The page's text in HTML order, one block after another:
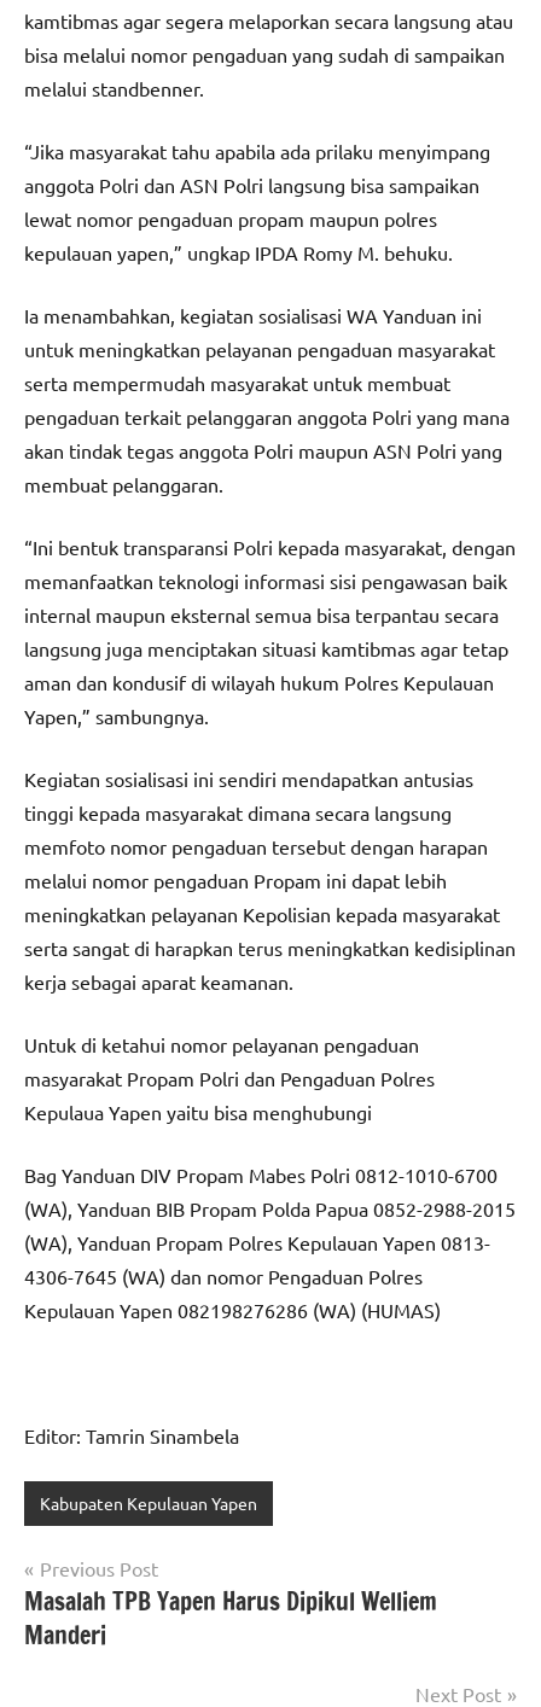
kamtibmas agar segera melaporkan secara langsung atau
bisa melalui nomor pengaduan yang sudah di sampaikan
melalui standbenner.
“Jika masyarakat tahu apabila ada prilaku menyimpang
anggota Polri dan ASN Polri langsung bisa sampaikan
lewat nomor pengaduan propam maupun polres
kepulauan yapen,” ungkap IPDA Romy M. behuku.
Ia menambahkan, kegiatan sosialisasi WA Yanduan ini
untuk meningkatkan pelayanan pengaduan masyarakat
serta mempermudah masyarakat untuk membuat
pengaduan terkait pelanggaran anggota Polri yang mana
akan tindak tegas anggota Polri maupun ASN Polri yang
membuat pelanggaran.
“Ini bentuk transparansi Polri kepada masyarakat, dengan
memanfaatkan teknologi informasi sisi pengawasan baik
internal maupun eksternal semua bisa terpantau secara
langsung juga menciptakan situasi kamtibmas agar tetap
aman dan kondusif di wilayah hukum Polres Kepulauan
Yapen,” sambungnya.
Kegiatan sosialisasi ini sendiri mendapatkan antusias
tinggi kepada masyarakat dimana secara langsung
memfoto nomor pengaduan tersebut dengan harapan
melalui nomor pengaduan Propam ini dapat lebih
meningkatkan pelayanan Kepolisian kepada masyarakat
serta sangat di harapkan terus meningkatkan kedisiplinan
kerja sebagai aparat keamanan.
Untuk di ketahui nomor pelayanan pengaduan
masyarakat Propam Polri dan Pengaduan Polres
Kepulaua Yapen yaitu bisa menghubungi
Bag Yanduan DIV Propam Mabes Polri 0812-1010-6700
(WA), Yanduan BIB Propam Polda Papua 0852-2988-2015
(WA), Yanduan Propam Polres Kepulauan Yapen 0813-
4306-7645 (WA) dan nomor Pengaduan Polres
Kepulauan Yapen 082198276286 (WA) (HUMAS)
Editor: Tamrin Sinambela
Kabupaten Kepulauan Yapen
Navigasi
pos
Previous Post
Masalah TPB Yapen Harus Dipikul Welliem
Manderi
Next Post